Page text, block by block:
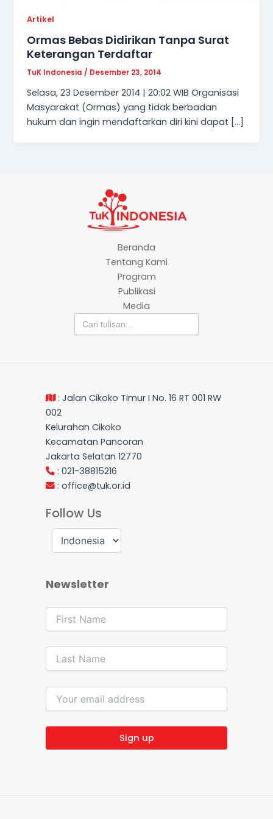
Artikel
Ormas Bebas Didirikan Tanpa Surat
Keterangan Terdaftar
TuK Indonesia/ Desember 23, 2014
Selasa, 23 Desember 2014 | 20:02 WIB Organisasi
Masyarakat (Ormas) yang tidak berbadan
hukum dan ingin mendaftarkan diri kini dapat […]
Beranda
Tentang Kami
Program
Publikasi
Media
Search
for:
: Jalan Cikoko Timur I No. 16 RT 001 RW
002
Kelurahan Cikoko
Kecamatan Pancoran
Jakarta Selatan 12770
: 021-38815216
: office@tuk.or.id
Follow Us
Newsletter